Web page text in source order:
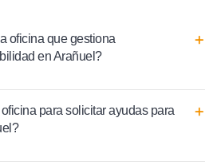
oficina que gestiona
en Arañuel?
para solicitar ayudas para